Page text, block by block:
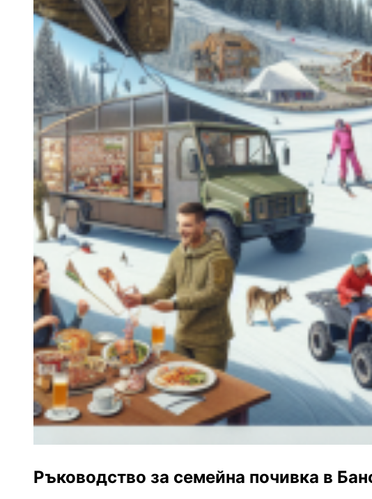
Ръководство за семейна почивка в